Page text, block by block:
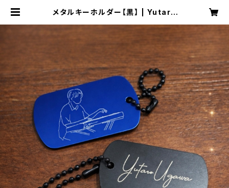
メタルキーホルダー【黒】 | Yutaro